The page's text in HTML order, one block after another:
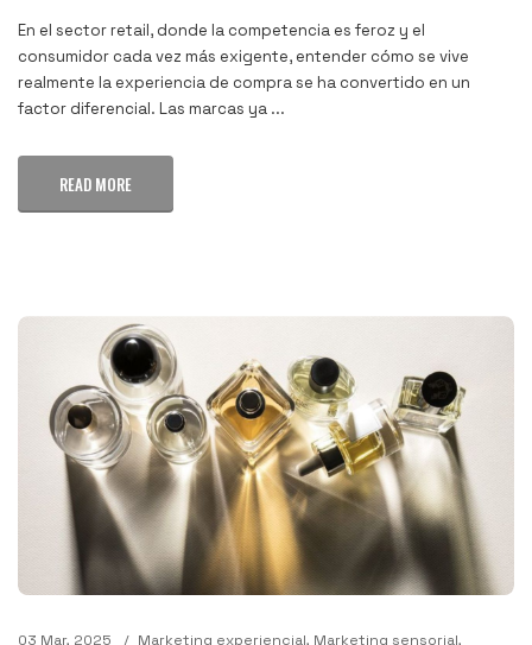
En el sector retail, donde la competencia es feroz y el
consumidor cada vez más exigente, entender cómo se vive
realmente la experiencia de compra se ha convertido en un
factor diferencial. Las marcas ya ...
READ MORE
03 Mar, 2025 Marketing experiencial, Marketing sensorial,